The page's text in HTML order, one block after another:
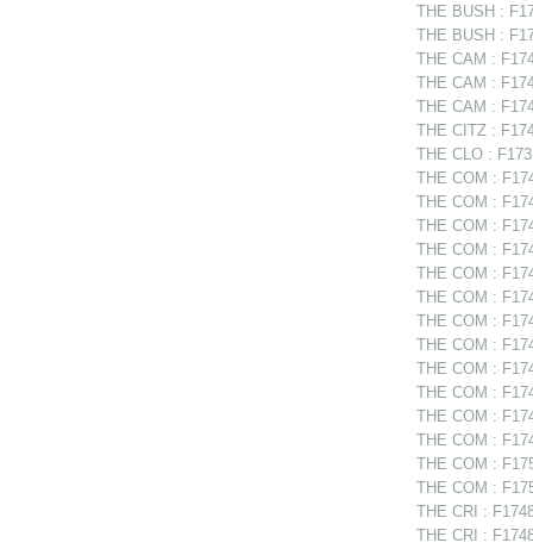
THE BUSH :
THE BUSH :
THE CAM :
THE CAM :
THE CAM :
THE CITZ :
THE CLO :
THE COM :
THE COM :
THE COM :
THE COM :
THE COM :
THE COM :
THE COM :
THE COM :
THE COM :
THE COM :
THE COM :
THE COM :
THE COM :
THE COM :
THE CRI :
THE CRI :